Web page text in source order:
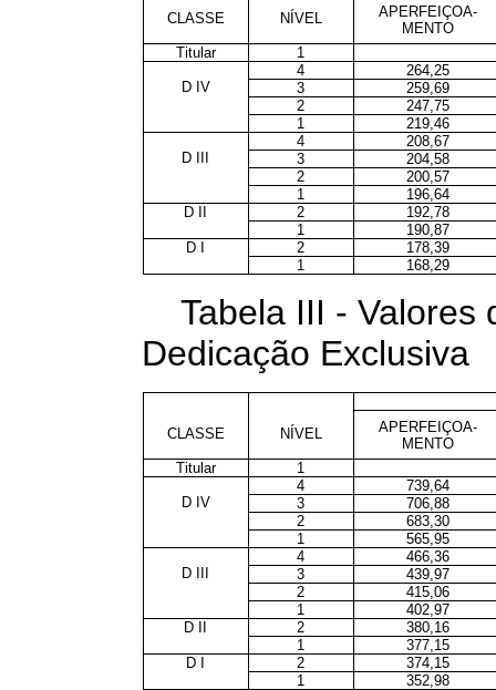
CLASSE NÍVEL
APERFEIÇOA-
MENTO
Titular
1
4
264,25
D IV
3
259,69
2
247,75
1
219,46
4
208,67
D III
3
204,58
2
200,57
1
196,64
D II
2
192,78
1
190,87
D I
2
178,39
1
168,29
Tabela III - Valores
Dedicação Exclusiva
CLASSE NÍVEL
APERFEIÇOA-
MENTO
Titular
1
4
739,64
D IV
3
706,88
2
683,30
1
565,95
4
466,36
D III
3
439,97
2
415,06
1
402,97
D II
2
380,16
1
377,15
D I
2
374,15
1
352,98